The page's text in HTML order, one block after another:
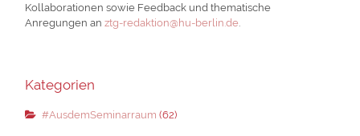
Kollaborationen sowie Feedback und thematische
Anregungen anztg-redaktion@hu-berlin.de.
Kategorien
#AusdemSeminarraum (62)